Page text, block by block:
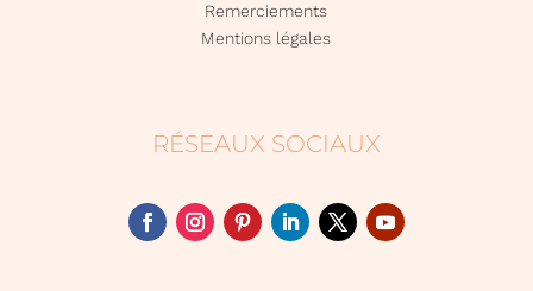
Remerciements
Mentions légales
RÉSEAUX SOCIAUX